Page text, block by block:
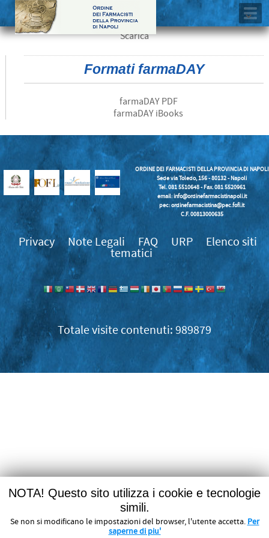
Scarica
Formati farmaDAY
farmaDAY PDF
farmaDAY iBooks
ORDINE DEI FARMACISTI DELLA PROVINCIA DI NAPOLI
Sede via Toledo, 156 - 80132 - Napoli
Tel. 081 5510648 - Fax. 081 5520961
email:info@ordinefarmacistinapoli.it
pec: ordinefarmacistina@pec.fofi.it
C.F. 00813000635
Privacy Note Legali FAQ URP
Elenco siti
tematici
989879
NOTA! Questo sito utilizza i cookie e tecnologie
simili.
Se non si modificano le impostazioni del browser, l'utente accetta. Per
saperne di piu'